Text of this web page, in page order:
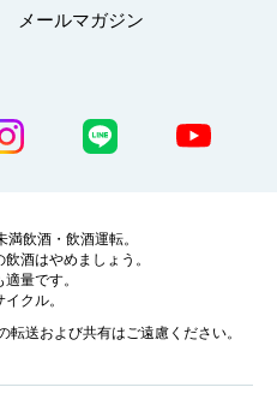
メールマガジン
飲酒・飲酒運転。
酒はやめましょう。
量です。
クル。
送および共有はご遠慮ください。